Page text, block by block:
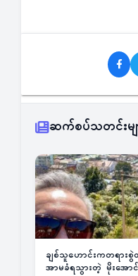
ဆက်စပ်သတင်းမျ
ချစ်သူဟောင်းကတရား
အာမခံရသွားတဲ့ မိုးအော